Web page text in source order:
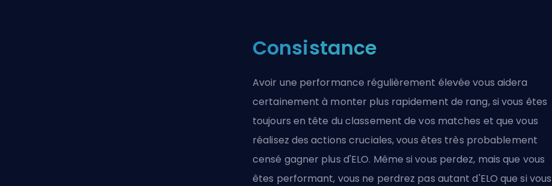
Consistance
Avoir une performance régulièrement élevée vous aidera
certainement à monter plus rapidement de rang, si vous êtes
toujours en tête du classement de vos matches et que vous
réalisez des actions cruciales, vous êtes très probablement
censé gagner plus d'ELO. Même si vous perdez, mais que vous
êtes performant, vous ne perdrez pas autant d'ELO que si vous